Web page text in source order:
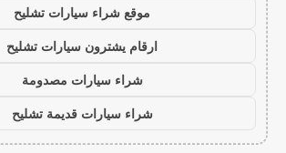
موقع شراء سيارات تشليح
ارقام يشترون سيارات تشليح
شراء سيارات مصدومة
شراء سيارات قديمة تشليح